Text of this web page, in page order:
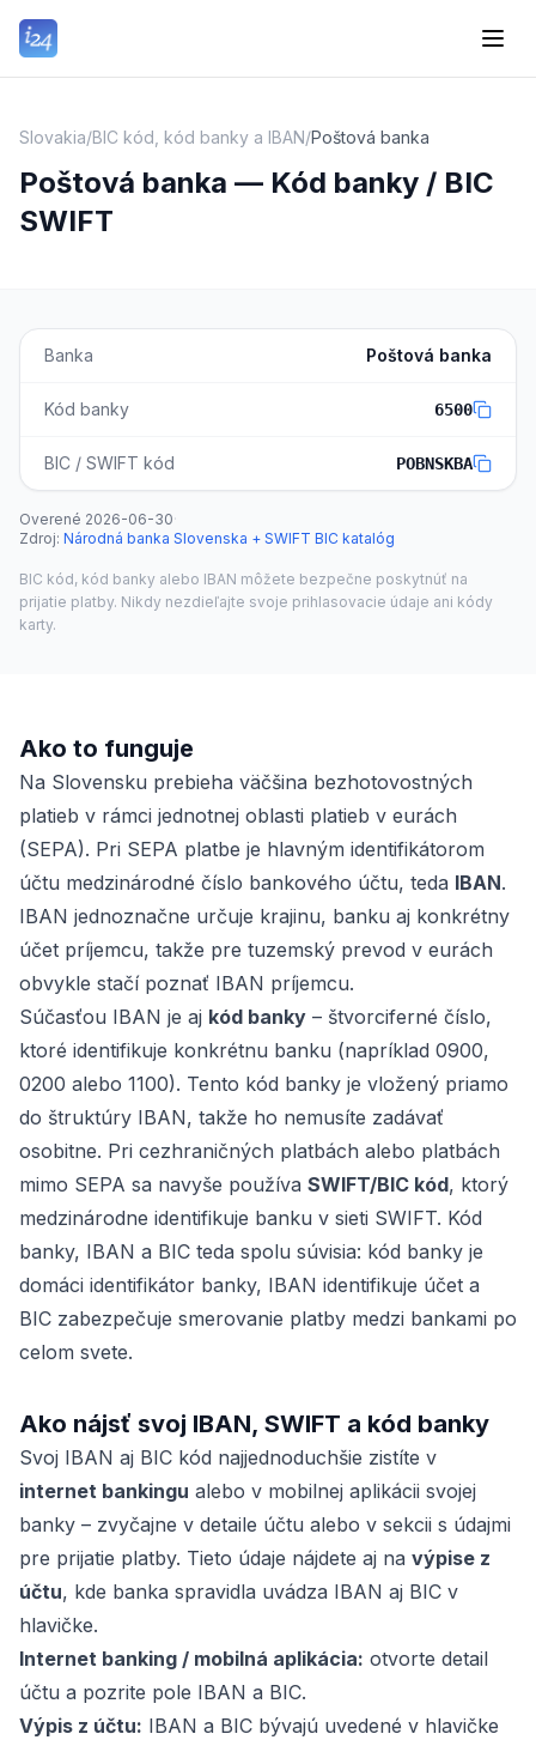
Slovakia/BIC kód, kód banky a IBAN/Poštová banka
Poštová banka — Kód banky / BIC
SWIFT
Banka Poštová banka
Kód banky 6500
BIC / SWIFT kód POBNSKBA
Overené 2026-06-30·
Zdroj: Národná banka Slovenska + SWIFT BIC katalóg
BIC kód, kód banky alebo IBAN môžete bezpečne poskytnúť na
prijatie platby. Nikdy nezdieľajte svoje prihlasovacie údaje ani kódy
karty.
Ako to funguje
Na Slovensku prebieha väčšina bezhotovostných
platieb v rámci jednotnej oblasti platieb v eurách
(SEPA). Pri SEPA platbe je hlavným identifikátorom
účtu medzinárodné číslo bankového účtu, teda IBAN.
IBAN jednoznačne určuje krajinu, banku aj konkrétny
účet príjemcu, takže pre tuzemský prevod v eurách
obvykle stačí poznať IBAN príjemcu.
Súčasťou IBAN je aj kód banky – štvorciferné číslo,
ktoré identifikuje konkrétnu banku (napríklad 0900,
0200 alebo 1100). Tento kód banky je vložený priamo
do štruktúry IBAN, takže ho nemusíte zadávať
osobitne. Pri cezhraničných platbách alebo platbách
mimo SEPA sa navyše používa SWIFT/BIC kód, ktorý
medzinárodne identifikuje banku v sieti SWIFT. Kód
banky, IBAN a BIC teda spolu súvisia: kód banky je
domáci identifikátor banky, IBAN identifikuje účet a
BIC zabezpečuje smerovanie platby medzi bankami po
celom svete.
Ako nájsť svoj IBAN, SWIFT a kód banky
Svoj IBAN aj BIC kód najjednoduchšie zistíte v
internet bankingu alebo v mobilnej aplikácii svojej
banky – zvyčajne v detaile účtu alebo v sekcii s údajmi
pre prijatie platby. Tieto údaje nájdete aj na výpise z
účtu, kde banka spravidla uvádza IBAN aj BIC v
hlavičke.
Internet banking / mobilná aplikácia: otvorte detail
účtu a pozrite pole IBAN a BIC.
Výpis z účtu: IBAN a BIC bývajú uvedené v hlavičke